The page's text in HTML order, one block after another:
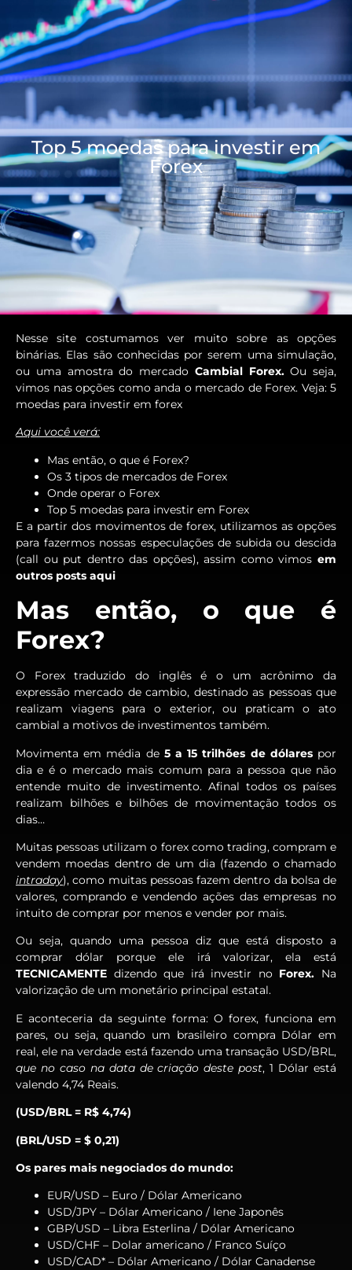
Top 5 moedas para investir em
Forex
Nesse site costumamos ver muito sobre as opções
binárias. Elas são conhecidas por serem uma simulação,
ou uma amostra do mercado Cambial Forex.Ou seja,
vimos nas opções como anda o mercado de Forex. Veja: 5
moedas para investir em forex
Aqui você verá:
Mas então, o que é Forex?
Os 3 tipos de mercados de Forex
Onde operar o Forex
Top 5 moedas para investir em Forex
E a partir dos movimentos de forex, utilizamos as opções
para fazermos nossas especulações de subida ou descida
(call ou put dentro das opções), assim como vimos em
outros posts aqui
Mas então, o que é
Forex?
O Forex traduzido do inglês é o um acrônimo da
expressão mercado de cambio, destinado as pessoas que
realizam viagens para o exterior, ou praticam o ato
cambial a motivos de investimentos também.
Movimenta em média de 5 a 15 trilhões de dólarespor
dia e é o mercado mais comum para a pessoa que não
entende muito de investimento. Afinal todos os países
realizam bilhões e bilhões de movimentação todos os
dias…
Muitas pessoas utilizam o forex como trading, compram e
vendem moedas dentro de um dia (fazendo o chamado
intraday), como muitas pessoas fazem dentro da bolsa de
valores, comprando e vendendo ações das empresas no
intuito de comprar por menos e vender por mais.
Ou seja, quando uma pessoa diz que está disposto a
comprar dólar porque ele irá valorizar, ela está
TECNICAMENTE dizendo que irá investir no Forex. Na
valorização de um monetário principal estatal.
E aconteceria da seguinte forma: O forex, funciona em
pares, ou seja, quando um brasileiro compra Dólar em
real, ele na verdade está fazendo uma transação USD/BRL,
que no caso na data de criação deste post, 1 Dólar está
valendo 4,74 Reais.
(USD/BRL = R$ 4,74)
(BRL/USD = $ 0,21)
Os pares mais negociados do mundo:
EUR/USD – Euro / Dólar Americano
USD/JPY – Dólar Americano / Iene Japonês
GBP/USD – Libra Esterlina / Dólar Americano
USD/CHF – Dolar americano / Franco Suíço
USD/CAD* – Dólar Americano / Dólar Canadense